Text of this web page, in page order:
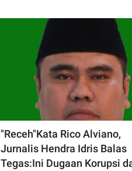
"Receh"Kata Rico Alviano,
Jurnalis Hendra Idris Balas
Tegas:Ini Dugaan Korupsi